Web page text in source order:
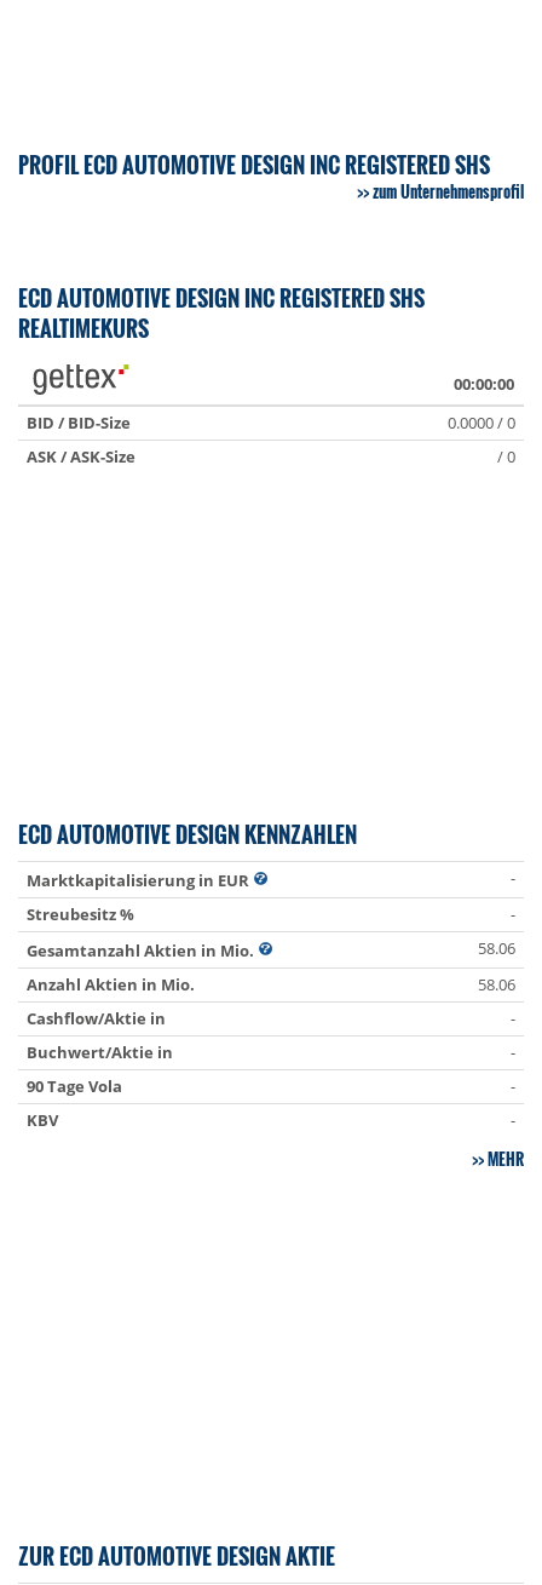
PROFIL ECD AUTOMOTIVE DESIGN INC REGISTERED SHS
zum Unternehmensprofil
ECD AUTOMOTIVE DESIGN INC REGISTERED SHS
REALTIMEKURS
00:00:00
BID / BID-Size
0.0000 / 0
ASK / ASK-Size
/ 0
ECD AUTOMOTIVE DESIGN KENNZAHLEN
Marktkapitalisierung in EUR
-
Streubesitz %
-
Gesamtanzahl Aktien in Mio.
58.06
Anzahl Aktien in Mio.
58.06
Cashflow/Aktie in
-
Buchwert/Aktie in
-
90 Tage Vola
-
KBV
-
MEHR
ZUR ECD AUTOMOTIVE DESIGN AKTIE